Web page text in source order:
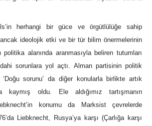
herhangi bir güce ve örgütlülüğe sahip
ancak ideolojik etki ve bir tür bilim önermelerinin
politika alanında aranmasıyla beliren tutumları
sorunlara yol açtı. Alman partisinin politik
‘Doğu sorunu’ da diğer konularla birlikte artık
kaymış oldu. Ele aldığımız tartışmanın
konumu da Marksist çevrelerde
Liebknecht, Rusya’ya karşı (Çarlığa karşı